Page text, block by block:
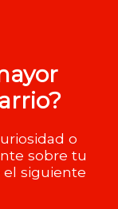
o
sobre tu
siguiente